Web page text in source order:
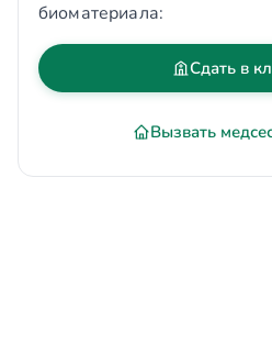
биоматериала:
Сдать в
Вызвать